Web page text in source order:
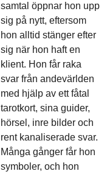
samtal öppnar hon upp
sig på nytt, eftersom
hon alltid stänger efter
sig när hon haft en
klient. Hon får raka
svar från andevärlden
med hjälp av ett fåtal
tarotkort, sina guider,
hörsel, inre bilder och
rent kanaliserade svar.
Många gånger får hon
symboler, och hon